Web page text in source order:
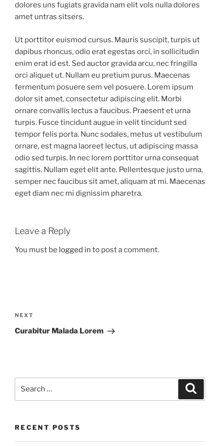
dolores uns fugiats gravida nam elit vols nulla dolores
amet untras sitsers.
Ut porttitor euismod cursus. Mauris suscipit, turpis ut
dapibus rhoncus, odio erat egestas orci, in sollicitudin
enim erat id est. Sed auctor gravida arcu, nec fringilla
orci aliquet ut. Nullam eu pretium purus. Maecenas
fermentum posuere sem vel posuere. Lorem ipsum
dolor sit amet, consectetur adipiscing elit. Morbi
ornare convallis lectus a faucibus. Praesent et urna
turpis. Fusce tincidunt augue in velit tincidunt sed
tempor felis porta. Nunc sodales, metus ut vestibulum
ornare, est magna laoreet lectus, ut adipiscing massa
odio sed turpis. In nec lorem porttitor urna consequat
sagittis. Nullam eget elit ante. Pellentesque justo urna,
semper nec faucibus sit amet, aliquam at mi. Maecenas
eget diam nec mi dignissim pharetra.
Leave a Reply
You must be logged in to post a comment.
navigation
Next
Post
NEXT
Curabitur Malada Lorem
RECENT POSTS